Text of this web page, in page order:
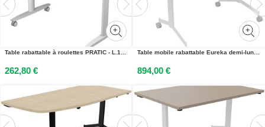
Table rabattable à roulettes PRATIC - L.120 x P.80 cm - Plateau Chêne Canadien - Pieds Aluminium
262,80 €
Table mobile rabattable Eureka demi-lune - L.160 x P.80 cm - Plateau Chêne Nebraska - Pieds Blanc
894,00 €